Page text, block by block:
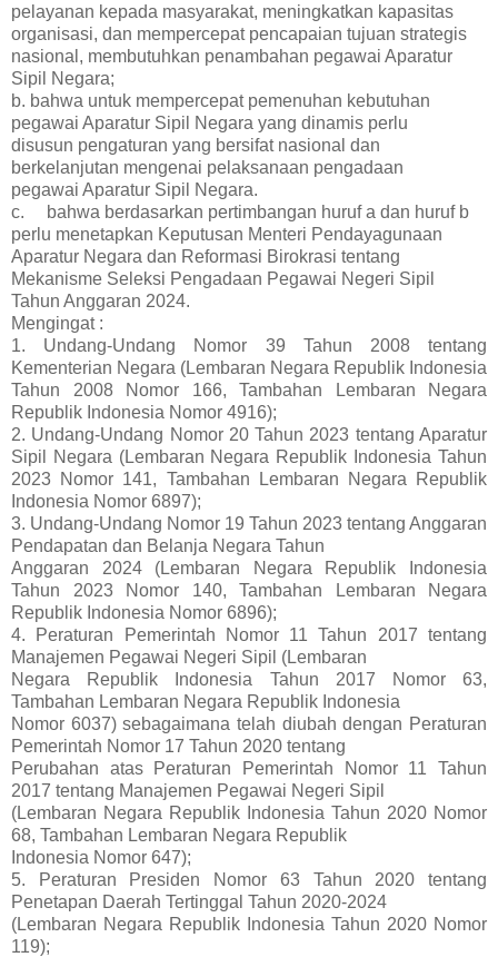
pelayanan kepada masyarakat, meningkatkan kapasitas
organisasi, dan mempercepat pencapaian tujuan strategis
nasional, membutuhkan penambahan pegawai Aparatur
Sipil Negara;
b. bahwa untuk mempercepat pemenuhan kebutuhan
pegawai Aparatur Sipil Negara yang dinamis perlu
disusun pengaturan yang bersifat nasional dan
berkelanjutan mengenai pelaksanaan pengadaan
pegawai Aparatur Sipil Negara.
c.
bahwa berdasarkan pertimbangan huruf a dan huruf b
perlu menetapkan Keputusan Menteri Pendayagunaan
Aparatur Negara dan Reformasi Birokrasi tentang
Mekanisme Seleksi Pengadaan Pegawai Negeri Sipil
Tahun Anggaran 2024.
Mengingat :
1. Undang-Undang Nomor 39 Tahun 2008 tentang
Kementerian Negara (Lembaran Negara Republik Indonesia
Tahun 2008 Nomor 166, Tambahan Lembaran Negara
Republik Indonesia Nomor 4916);
2. Undang-Undang Nomor 20 Tahun 2023 tentang Aparatur
Sipil Negara (Lembaran Negara Republik Indonesia Tahun
2023 Nomor 141, Tambahan Lembaran Negara Republik
Indonesia Nomor 6897);
3. Undang-Undang Nomor 19 Tahun 2023 tentang Anggaran
Pendapatan dan Belanja Negara Tahun
Anggaran 2024 (Lembaran Negara Republik Indonesia
Tahun 2023 Nomor 140, Tambahan Lembaran Negara
Republik Indonesia Nomor 6896);
4. Peraturan Pemerintah Nomor 11 Tahun 2017 tentang
Manajemen Pegawai Negeri Sipil (Lembaran
Negara Republik Indonesia Tahun 2017 Nomor 63,
Tambahan Lembaran Negara Republik Indonesia
Nomor 6037) sebagaimana telah diubah dengan Peraturan
Pemerintah Nomor 17 Tahun 2020 tentang
Perubahan atas Peraturan Pemerintah Nomor 11 Tahun
2017 tentang Manajemen Pegawai Negeri Sipil
(Lembaran Negara Republik Indonesia Tahun 2020 Nomor
68, Tambahan Lembaran Negara Republik
Indonesia Nomor 647);
5. Peraturan Presiden Nomor 63 Tahun 2020 tentang
Penetapan Daerah Tertinggal Tahun 2020-2024
(Lembaran Negara Republik Indonesia Tahun 2020 Nomor
119);